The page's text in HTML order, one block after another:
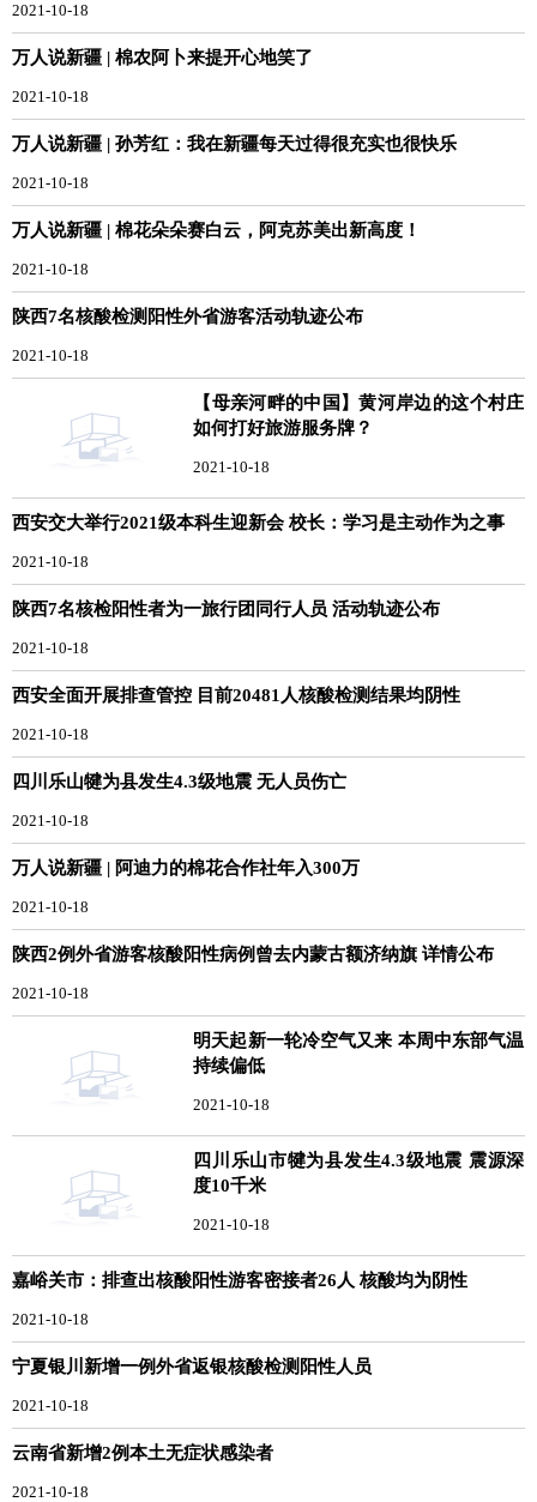
2021-10-18
万人说新疆 | 棉农阿卜来提开心地笑了
2021-10-18
万人说新疆 | 孙芳红：我在新疆每天过得很充实也很快乐
2021-10-18
万人说新疆 | 棉花朵朵赛白云，阿克苏美出新高度！
2021-10-18
陕西7名核酸检测阳性外省游客活动轨迹公布
2021-10-18
【母亲河畔的中国】黄河岸边的这个村庄
如何打好旅游服务牌？
2021-10-18
西安交大举行2021级本科生迎新会 校长：学习是主动作为之事
2021-10-18
陕西7名核检阳性者为一旅行团同行人员 活动轨迹公布
2021-10-18
西安全面开展排查管控 目前20481人核酸检测结果均阴性
2021-10-18
四川乐山犍为县发生4.3级地震 无人员伤亡
2021-10-18
万人说新疆 | 阿迪力的棉花合作社年入300万
2021-10-18
陕西2例外省游客核酸阳性病例曾去内蒙古额济纳旗 详情公布
2021-10-18
明天起新一轮冷空气又来 本周中东部气温
持续偏低
2021-10-18
四川乐山市犍为县发生4.3级地震 震源深
度10千米
2021-10-18
嘉峪关市：排查出核酸阳性游客密接者26人 核酸均为阴性
2021-10-18
宁夏银川新增一例外省返银核酸检测阳性人员
2021-10-18
云南省新增2例本土无症状感染者
2021-10-18